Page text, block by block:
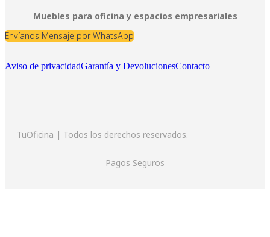
Muebles para oficina y espacios empresariales
Envíanos Mensaje por WhatsApp
Aviso de privacidadGarantía y DevolucionesContacto
TuOficina | Todos los derechos reservados.
Pagos Seguros